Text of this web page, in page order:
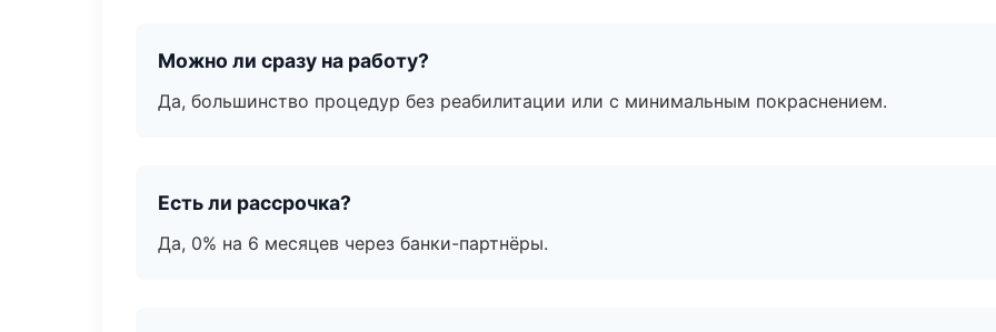
Можно ли сразу на работу?
Да, большинство процедур без реабилитации или с минимальным покраснением.
Есть ли рассрочка?
Да, 0% на 6 месяцев через банки-партнёры.